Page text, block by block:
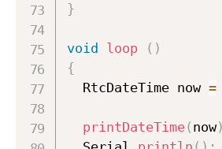
}
void loop ( )
{
  RtcDateTime now
=
printDateTime( now)